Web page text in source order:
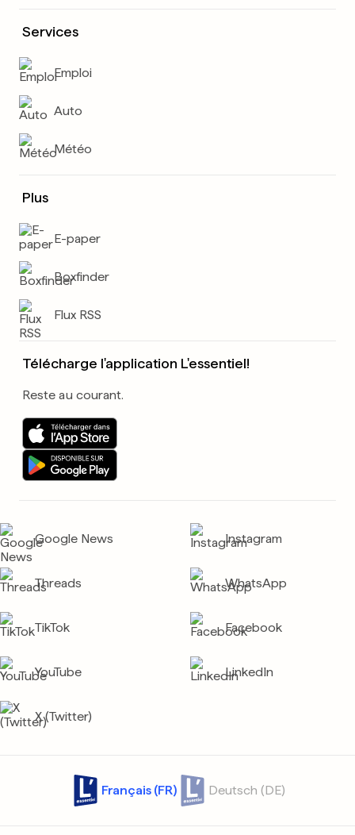
Services
Emploi
Auto
Météo
Plus
E-paper
Boxfinder
Flux RSS
Télécharge l'application L'essentiel!
Reste au courant.
Google News Instagram
Threads WhatsApp
TikTok Facebook
YouTube LinkedIn
X (Twitter)
Français (FR) Deutsch (DE)